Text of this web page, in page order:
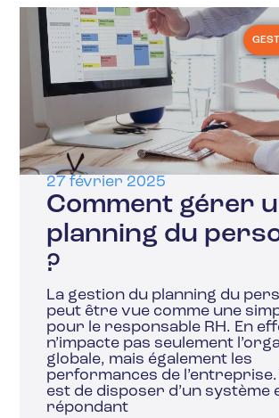
27 février 2025
Comment gérer
planning du
?
La gestion du planning du
peut être vue comme une
pour le responsable RH. En
n’impacte pas seulement
globale, mais également les
performances de l’entreprise.
est de disposer d’un système
répondant